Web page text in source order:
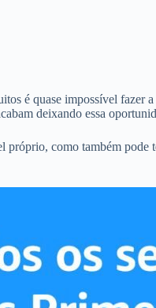
é quase impossível fazer
deixando essa
como também pode